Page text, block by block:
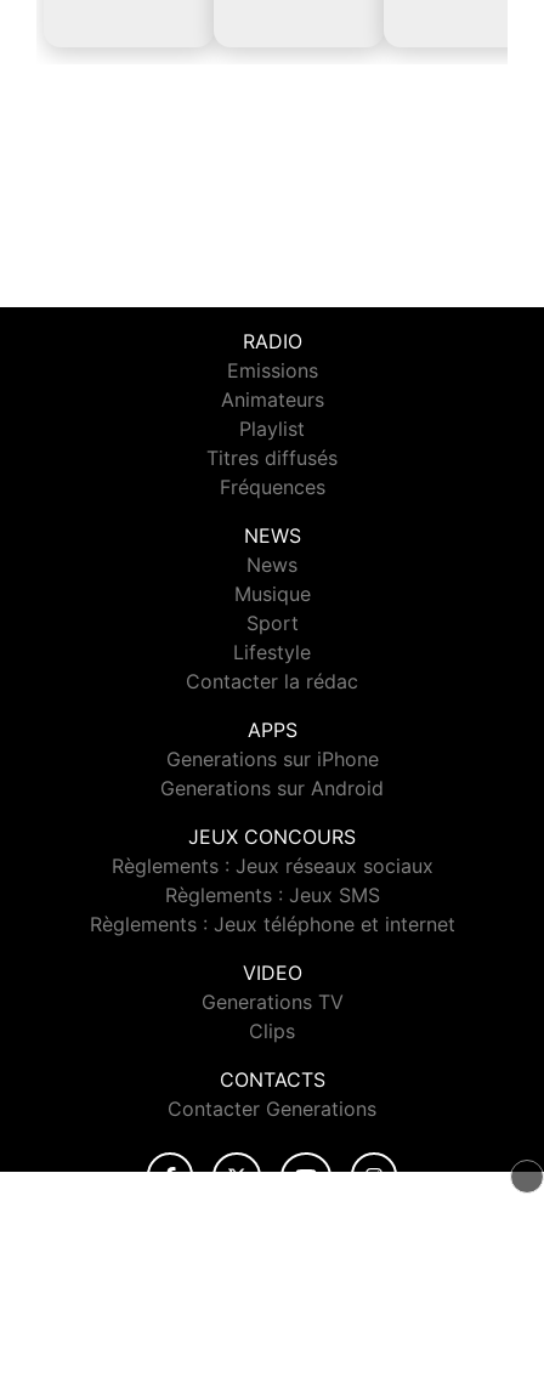
RADIO
Emissions
Animateurs
Playlist
Titres diffusés
Fréquences
NEWS
News
Musique
Sport
Lifestyle
Contacter la rédac
APPS
Generations sur iPhone
Generations sur Android
JEUX CONCOURS
Règlements : Jeux réseaux sociaux
Règlements : Jeux SMS
Règlements : Jeux téléphone et internet
VIDEO
Generations TV
Clips
CONTACTS
Contacter Generations